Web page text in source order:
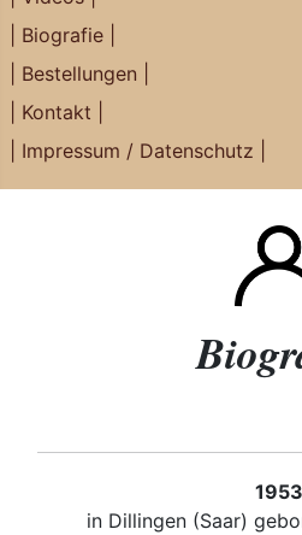
| Biografie |
| Bestellungen |
| Kontakt |
| Impressum / Datenschutz |
1953
in Dillingen (Saar)